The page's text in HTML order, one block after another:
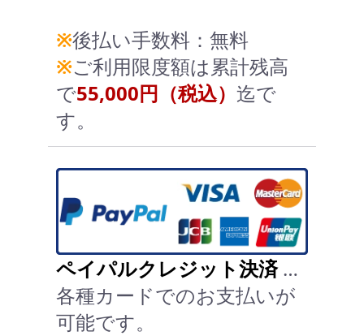
※後払い手数料：無料
※ご利用限度額は累計残高
で55,000円（税込） 迄で
す。
ペイパルクレジット決済…
各種カードでのお支払いが
可能です。